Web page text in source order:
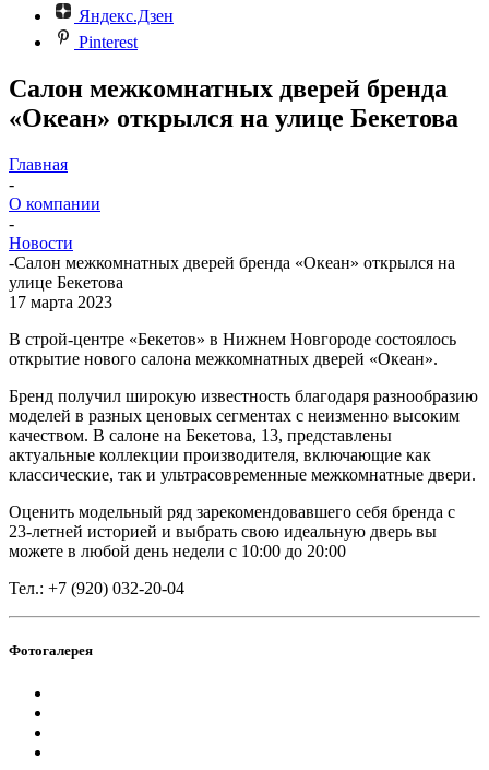
Яндекс.Дзен
Pinterest
Салон межкомнатных дверей бренда
«Океан» открылся на улице Бекетова
Главная
-
О компании
-
Новости
-Салон межкомнатных дверей бренда «Океан» открылся на
улице Бекетова
17 марта 2023
В строй-центре «Бекетов» в Нижнем Новгороде состоялось
открытие нового салона межкомнатных дверей «Океан».
Бренд получил широкую известность благодаря разнообразию
моделей в разных ценовых сегментах с неизменно высоким
качеством. В салоне на Бекетова, 13, представлены
актуальные коллекции производителя, включающие как
классические, так и ультрасовременные межкомнатные двери.
Оценить модельный ряд зарекомендовавшего себя бренда с
23-летней историей и выбрать свою идеальную дверь вы
можете в любой день недели с 10:00 до 20:00
Тел.: +7 (920) 032-20-04
Фотогалерея